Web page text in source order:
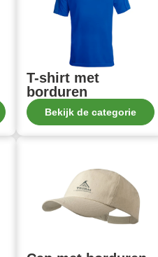
T-shirt met
borduren
Bekijk de categorie